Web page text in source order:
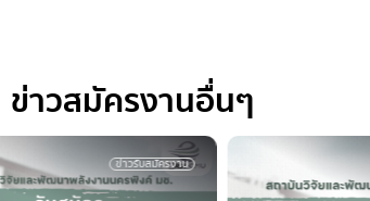
ข่าวสมัครงานอื่นๆ